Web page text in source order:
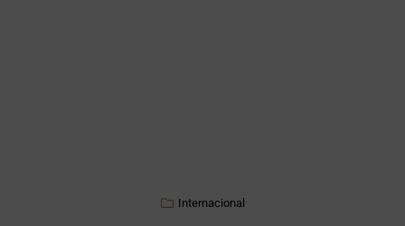
Internacional